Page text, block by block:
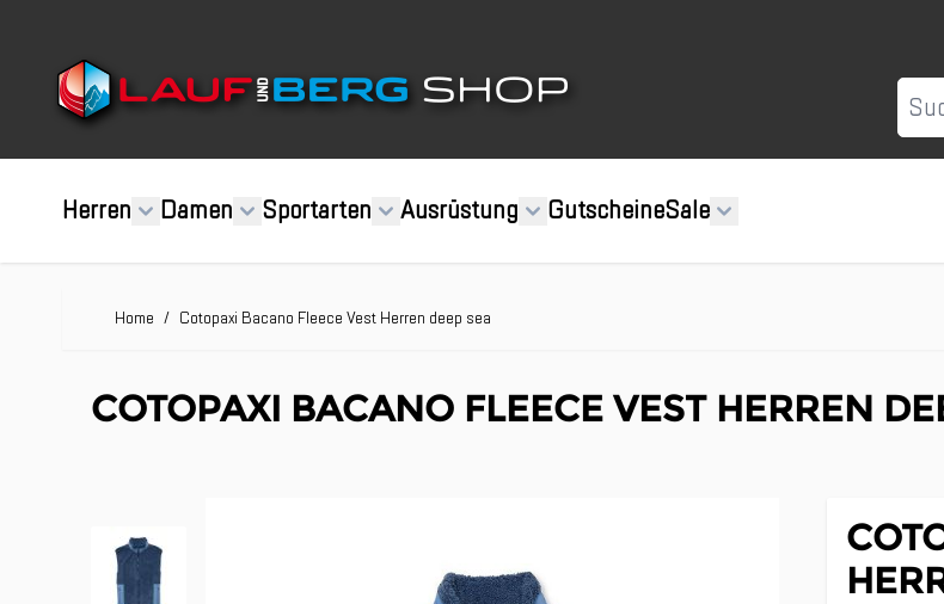
Suche
Herren Damen Sportarten Ausrüstung GutscheineSale
Home / Cotopaxi Bacano Fleece Vest Herren deep sea
COTOPAXI BACANO FLEECE VEST HERREN